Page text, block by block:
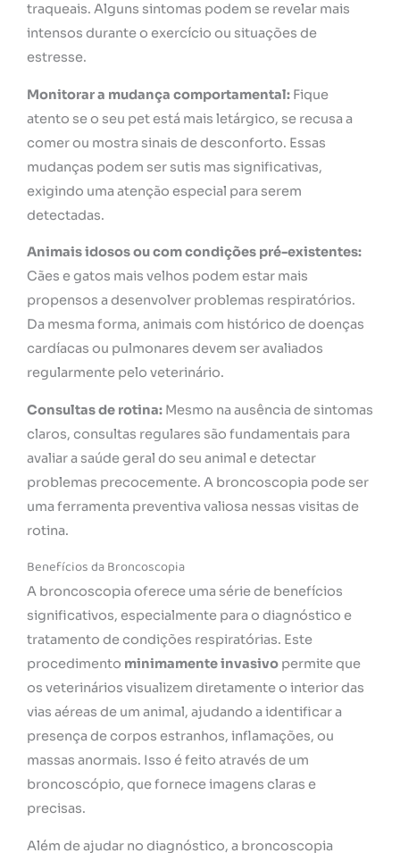
traqueais. Alguns sintomas podem se revelar mais
intensos durante o exercício ou situações de
estresse.
Monitorar a mudança comportamental: Fique
atento se o seu pet está mais letárgico, se recusa a
comer ou mostra sinais de desconforto. Essas
mudanças podem ser sutis mas significativas,
exigindo uma atenção especial para serem
detectadas.
Animais idosos ou com condições pré-existentes:
Cães e gatos mais velhos podem estar mais
propensos a desenvolver problemas respiratórios.
Da mesma forma, animais com histórico de doenças
cardíacas ou pulmonares devem ser avaliados
regularmente pelo veterinário.
Consultas de rotina: Mesmo na ausência de sintomas
claros, consultas regulares são fundamentais para
avaliar a saúde geral do seu animal e detectar
problemas precocemente. A broncoscopia pode ser
uma ferramenta preventiva valiosa nessas visitas de
rotina.
Benefícios da Broncoscopia
A broncoscopia oferece uma série de benefícios
significativos, especialmente para o diagnóstico e
tratamento de condições respiratórias. Este
procedimento minimamente invasivo permite que
os veterinários visualizem diretamente o interior das
vias aéreas de um animal, ajudando a identificar a
presença de corpos estranhos, inflamações, ou
massas anormais. Isso é feito através de um
broncoscópio, que fornece imagens claras e
precisas.
Além de ajudar no diagnóstico, a broncoscopia